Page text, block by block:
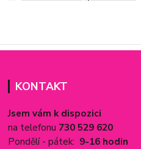
KONTAKT
Jsem vám k dispozici
na telefonu 730 529 620
Pondělí - pátek: 9-16 hodin